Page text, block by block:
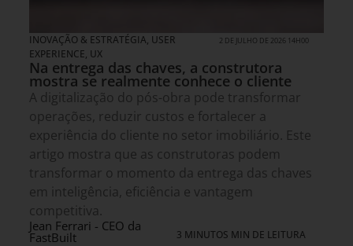
INOVAÇÃO & ESTRATÉGIA, USER
EXPERIENCE, UX
2 DE JULHO DE 2026 14H00
Na entrega das chaves, a construtora
mostra se realmente conhece o cliente
A digitalização do pós-obra pode transformar
operações, reduzir custos e fortalecer a
experiência do cliente no setor imobiliário. Este
artigo mostra que as construtoras podem
transformar o momento da entrega das chaves
em inteligência, eficiência e vantagem
competitiva.
Jean Ferrari - CEO da
FastBuilt 3 MINUTOS MIN DE LEITURA